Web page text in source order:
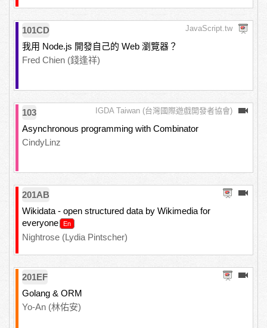
101CD JavaScript.tw
我用 Node.js 開發自己的 Web 瀏覽器？
Fred Chien (錢逢祥)
103 IGDA Taiwan (台灣國際遊戲開發者協會)
Asynchronous programming with Combinator
CindyLinz
201AB
Wikidata - open structured data by Wikimedia for
everyone
Nightrose (Lydia Pintscher)
201EF
Golang & ORM
Yo-An (林佑安)